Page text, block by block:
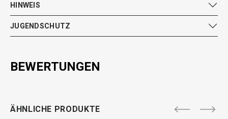
HINWEIS
JUGENDSCHUTZ
BEWERTUNGEN
ÄHNLICHE PRODUKTE